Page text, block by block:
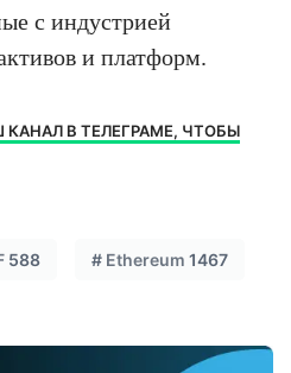
с индустрией
и платформ.
В ТЕЛЕГРАМЕ, ЧТОБЫ
588 # Ethereum 1467